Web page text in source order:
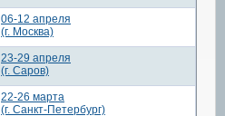
06-12 апреля
(г. Москва)
23-29 апреля
(г. Саров)
22-26 марта
(г. Санкт-Петербург)